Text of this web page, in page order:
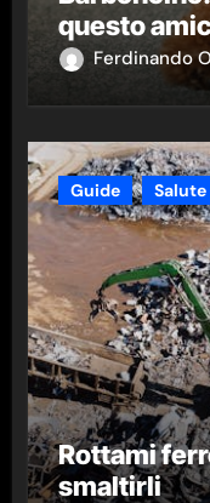
questo
Ferdinando
Guide Salute
Rottami
smaltirli